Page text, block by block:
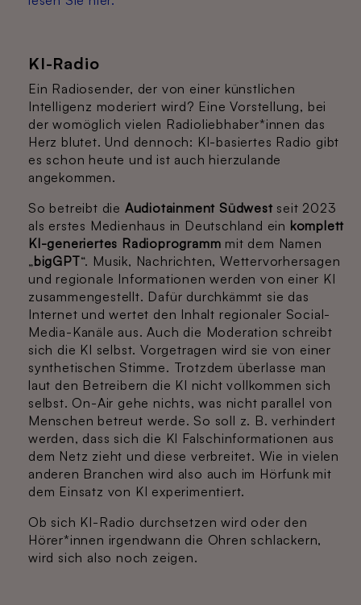
KI-Radio
Ein Radiosender, der von einer künstlichen
Intelligenz moderiert wird? Eine Vorstellung, bei
der womöglich vielen Radioliebhaber*innen das
Herz blutet. Und dennoch: KI-basiertes Radio gibt
es schon heute und ist auch hierzulande
angekommen.
So betreibt die Audiotainment Südwest seit 2023
als erstes Medienhaus in Deutschland ein komplett
KI-generiertes Radioprogramm mit dem Namen
„bigGPT“. Musik, Nachrichten, Wettervorhersagen
und regionale Informationen werden von einer KI
zusammengestellt. Dafür durchkämmt sie das
Internet und wertet den Inhalt regionaler Social-
Media-Kanäle aus. Auch die Moderation schreibt
sich die KI selbst. Vorgetragen wird sie von einer
synthetischen Stimme. Trotzdem überlasse man
laut den Betreibern die KI nicht vollkommen sich
selbst. On-Air gehe nichts, was nicht parallel von
Menschen betreut werde. So soll z. B. verhindert
werden, dass sich die KI Falschinformationen aus
dem Netz zieht und diese verbreitet. Wie in vielen
anderen Branchen wird also auch im Hörfunk mit
dem Einsatz von KI experimentiert.
Ob sich KI-Radio durchsetzen wird oder den
Hörer*innen irgendwann die Ohren schlackern,
wird sich also noch zeigen.